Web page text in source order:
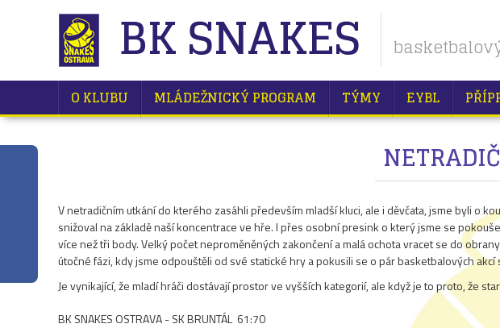
BK SNAKES
O KLUBU MLÁDEŽNICKÝ PROGRAM TÝMY EYBL
V netradičním utkání do kterého zasáhli především mladší kluci, ale i děvčata, jsme byli o
snižoval na základě naší koncentrace ve hře. I přes osobní presink o který jsme se
více než tři body. Velký počet neproměněných zakončení a malá ochota vracet se do
útočné fázi, kdy jsme odpouštěli od své statické hry a pokusili se o pár basketbalových
Je vynikající, že mladí hráči dostávají prostor ve vyšších kategorií, ale když je to proto, že
BK SNAKES OSTRAVA - SK BRUNTÁL 61:70